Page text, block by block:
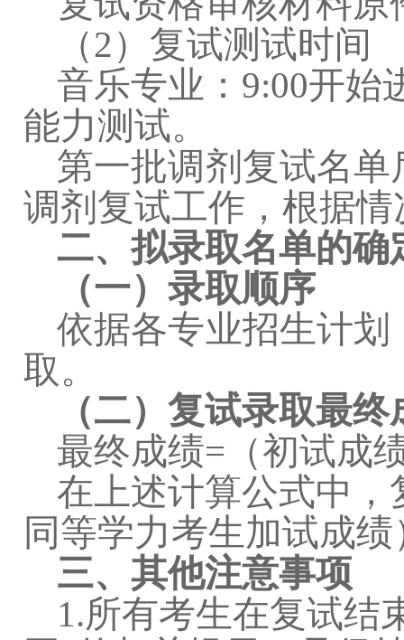
（2）复试测试时间
音乐专业： 9:00开始
能力测试。
第一批调剂复试名
调剂复试工作，根据
二、拟录取名单的确
（一）录取顺序
依据各专业招生计
取。
（二）复试录取最
最终成绩= （初试成
在上述计算公式中
同等学力考生加试成绩
三、其他注意事项
1.所有考生在复试结